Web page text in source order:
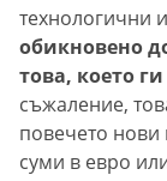
технологични
обикновено
това, което
съжаление,
повечето нови
суми в евро